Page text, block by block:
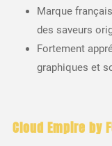
Marque
des saveurs
Fortement
graphiques et
Cloud Empire by